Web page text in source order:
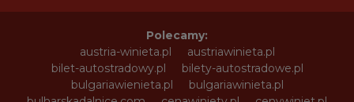
Polecamy:
austria-winieta.pl
austriawinieta.pl
bilet-autostradowy.pl
bilety-autostradowe.pl
bulgariawienieta.pl
bulgariawinieta.pl